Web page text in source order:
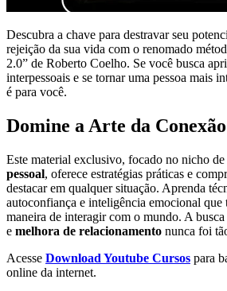
Descubra a chave para destravar seu
rejeição da sua vida com o renomado
2.0” de Roberto Coelho. Se você busca
interpessoais e se tornar uma pessoa mais
é para você.
Domine a Arte da
Este material exclusivo, focado no nicho de
pessoal, oferece estratégias práticas e
destacar em qualquer situação. Aprenda
autoconfiança e inteligência emocional que
maneira de interagir com o mundo. A
e melhora de relacionamento nunca foi
Acesse Download Youtube Cursos para
online da internet.